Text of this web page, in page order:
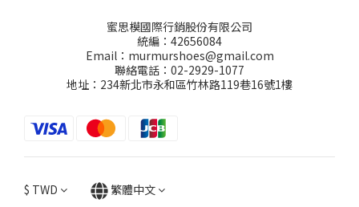
蜜思模國際行銷股份有限公司
統編：42656084
Email：murmurshoes@gmail.com
聯絡電話：02-2929-1077
地址：234新北市永和區竹林路119巷16號1樓
$ TWD 繁體中文